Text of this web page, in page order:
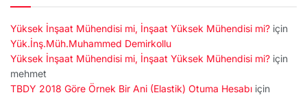
Yüksek İnşaat Mühendisi mi, İnşaat Yüksek Mühendisi mi? için
Yük.İnş.Müh.Muhammed Demirkollu
Yüksek İnşaat Mühendisi mi, İnşaat Yüksek Mühendisi mi? için
mehmet
TBDY 2018 Göre Örnek Bir Ani (Elastik) Otuma Hesabı için